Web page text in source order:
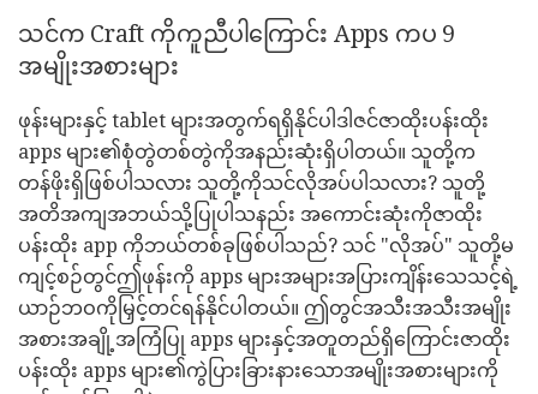
သင်က Craft ကိုကူညီပါကြောင်း Apps ကပ 9
အမျိုးအစားများ
ဖုန်းများနှင့် tablet များအတွက်ရရှိနိုင်ပါဒါဇင်ဇာထိုးပန်းထိုး
apps များ၏စုံတွဲတစ်တွဲကိုအနည်းဆုံးရှိပါတယ်။ သူတို့က
တန်ဖိုးရှိဖြစ်ပါသလား သူတို့ကိုသင်လိုအပ်ပါသလား? သူတို့
အတိအကျအဘယ်သို့ပြုပါသနည်း အကောင်းဆုံးကိုဇာထိုး
ပန်းထိုး app ကိုဘယ်တစ်ခုဖြစ်ပါသည်? သင် "လိုအပ်" သူတို့မ
ကျင့်စဉ်တွင်ဤဖုန်းကို apps များအများအပြားကျိန်းသေသင့်ရဲ့
ယာဉ်ဘဝကိုမြှင့်တင်ရန်နိုင်ပါတယ်။ ဤတွင်အသီးအသီးအမျိုး
အစားအချို့အကြံပြု apps များနှင့်အတူတည်ရှိကြောင်းဇာထိုး
ပန်းထိုး apps များ၏ကွဲပြားခြားနားသောအမျိုးအစားများကို